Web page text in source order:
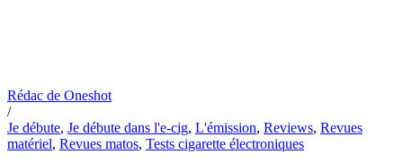
Rédac de Oneshot
/
Je débute, Je débute dans l'e-cig, L'émission, Reviews, Revues
matériel, Revues matos, Tests cigarette électroniques